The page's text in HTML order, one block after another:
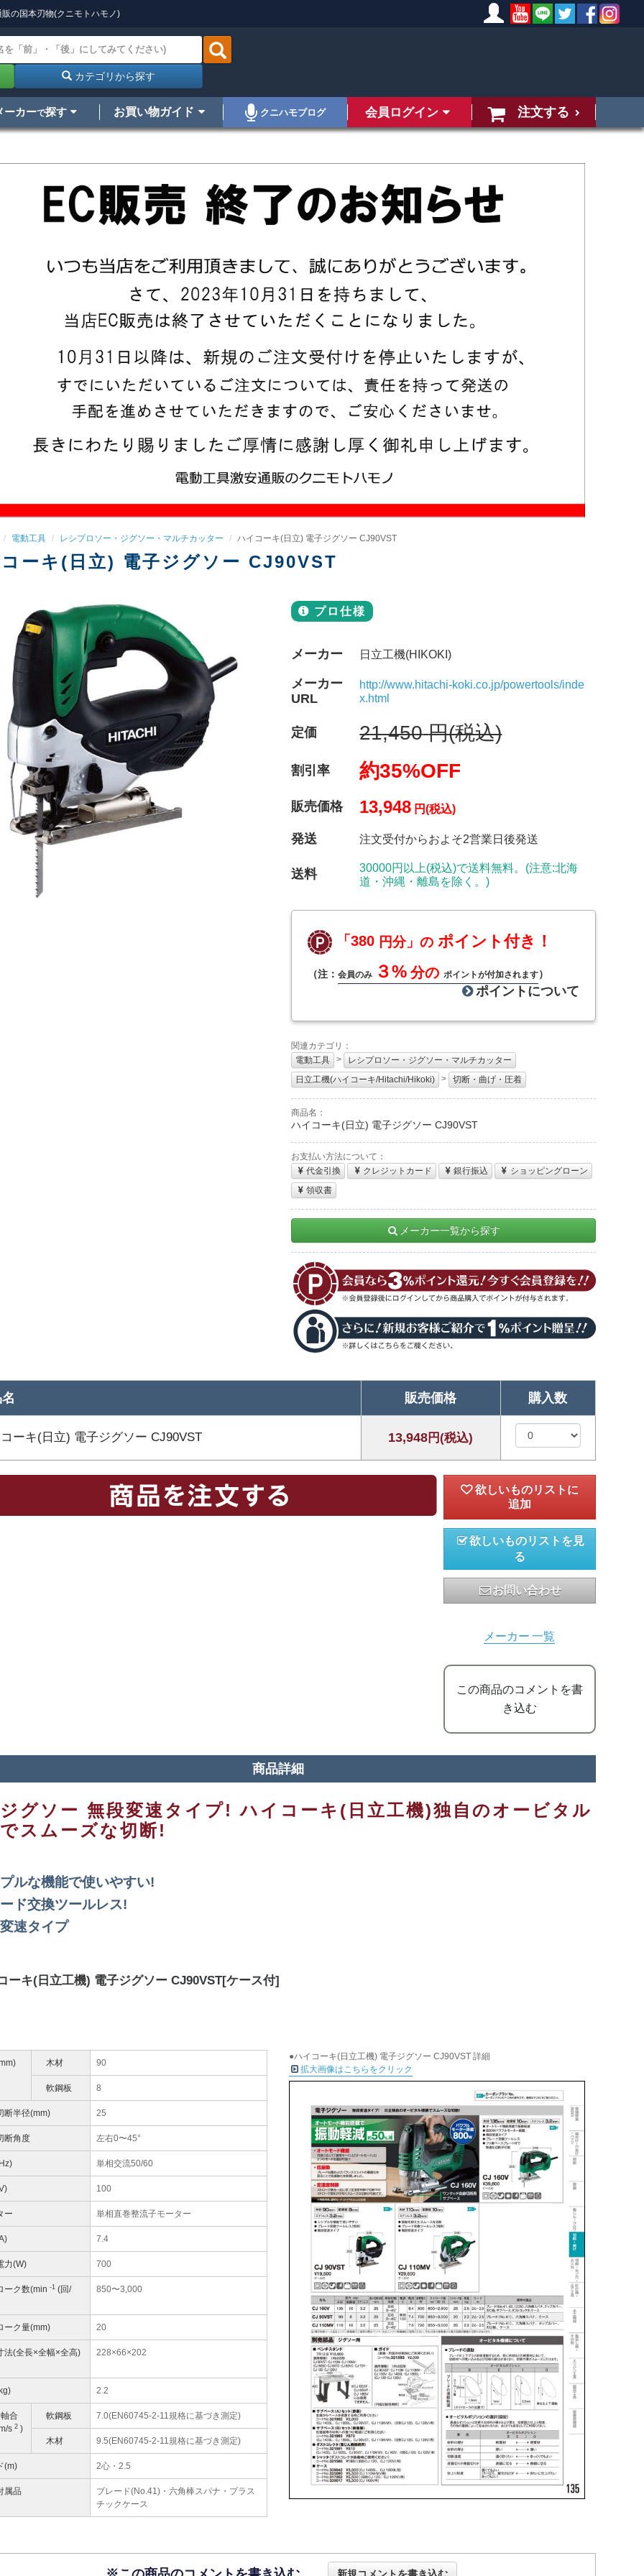
の国本刃物(クニモトハモノ)
カテゴリから探す
ーカーで探す お買い物ガイド クニハモブログ 会員ログイン 注文する
電動工具 レシプロソー・ジグソー・マルチカッター ハイコーキ(日立) 電子ジグソー CJ90VST
ーキ(日立) 電子ジグソー CJ90VST
プロ仕様
メーカー 日立工機(HIKOKI)
メーカー
URL
http://www.hitachi-koki.co.jp/powertools/inde
x.html
定価 21,450 円(税込)
割引率 約35%OFF
販売価格 13,948 円(税込)
発送 注文受付からおよそ2営業日後発送
送料
30000円以上(税込)で送料無料。(注意:北海
道・沖縄・離島を除く。)
「380 円分」のポイント付き！
（注： 会員のみ ３% 分のポイントが付加されます）
ポイントについて
関連カテゴリ：
電動工具
>
レシプロソー・ジグソー・マルチカッター
日立工機(ハイコーキ/Hitachi/Hikoki)
> 切断・曲げ・圧着
商品名：
ハイコーキ(日立) 電子ジグソー CJ90VST
お支払い方法について：
代金引換
クレジットカード 銀行振込
ショッピングローン
領収書
メーカー一覧から探す
販売価格 購入数
ーキ(日立) 電子ジグソー CJ90VST 13,948円(税込)
欲しいものリストを見
る
お問い合わせ
メーカー 一覧
この商品のコメントを書
き込む
商品詳細
グソー 無段変速タイプ! ハイコーキ(日立工機)独自のオービタル
スムーズな切断!
ルな機能で使いやすい!
ド交換ツールレス!
速タイプ
ーキ(日立工機) 電子ジグソー CJ90VST[ケース付]
木材 90
軟鋼板 8
断半径(mm) 25
断角度 左右0〜45°
単相交流50/60
100
ー 単相直巻整流子モーター
7.4
力(W) 700
ーク数(min-1 (回/ 850〜3,000
ーク量(mm) 20
法(全長×全幅×全高) 228×66×202
2.2
合
s2 )
軟鋼板 7.0(EN60745-2-11規格に基づき測定)
木材 9.5(EN60745-2-11規格に基づき測定)
(m) 2心・2.5
属品
ブレード(No.41)・六角棒スパナ・プラス
チックケース
●ハイコーキ(日立工機) 電子ジグソー CJ90VST 詳細
拡大画像はこちらをクリック